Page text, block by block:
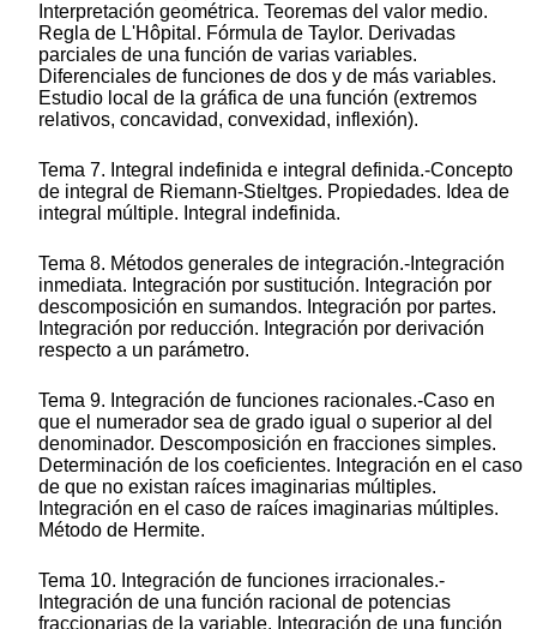
Interpretación geométrica. Teoremas del valor medio.
Regla de L'Hôpital. Fórmula de Taylor. Derivadas
parciales de una función de varias variables.
Diferenciales de funciones de dos y de más variables.
Estudio local de la gráfica de una función (extremos
relativos, concavidad, convexidad, inflexión).
Tema 7. Integral indefinida e integral definida.-Concepto
de integral de Riemann-Stieltges. Propiedades. Idea de
integral múltiple. Integral indefinida.
Tema 8. Métodos generales de integración.-Integración
inmediata. Integración por sustitución. Integración por
descomposición en sumandos. Integración por partes.
Integración por reducción. Integración por derivación
respecto a un parámetro.
Tema 9. Integración de funciones racionales.-Caso en
que el numerador sea de grado igual o superior al del
denominador. Descomposición en fracciones simples.
Determinación de los coeficientes. Integración en el caso
de que no existan raíces imaginarias múltiples.
Integración en el caso de raíces imaginarias múltiples.
Método de Hermite.
Tema 10. Integración de funciones irracionales.-
Integración de una función racional de potencias
fraccionarias de la variable. Integración de una función